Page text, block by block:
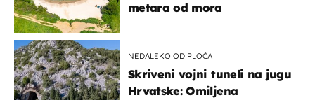
metara od mora
NEDALEKO OD PLOČA
Skriveni vojni tuneli na jugu
Hrvatske: Omiljena